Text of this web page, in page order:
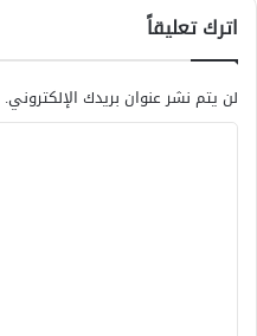
اترك تعليقاً
لن يتم نشر عنوان بريدك الإلكتروني.